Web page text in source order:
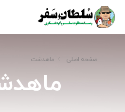
صفحه اصلی ماهدشت